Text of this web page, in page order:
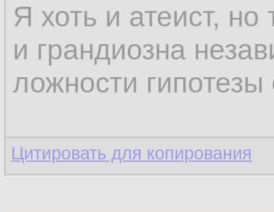
Я хоть и атеист,
и грандиозна
ложности
Цитировать для копирования